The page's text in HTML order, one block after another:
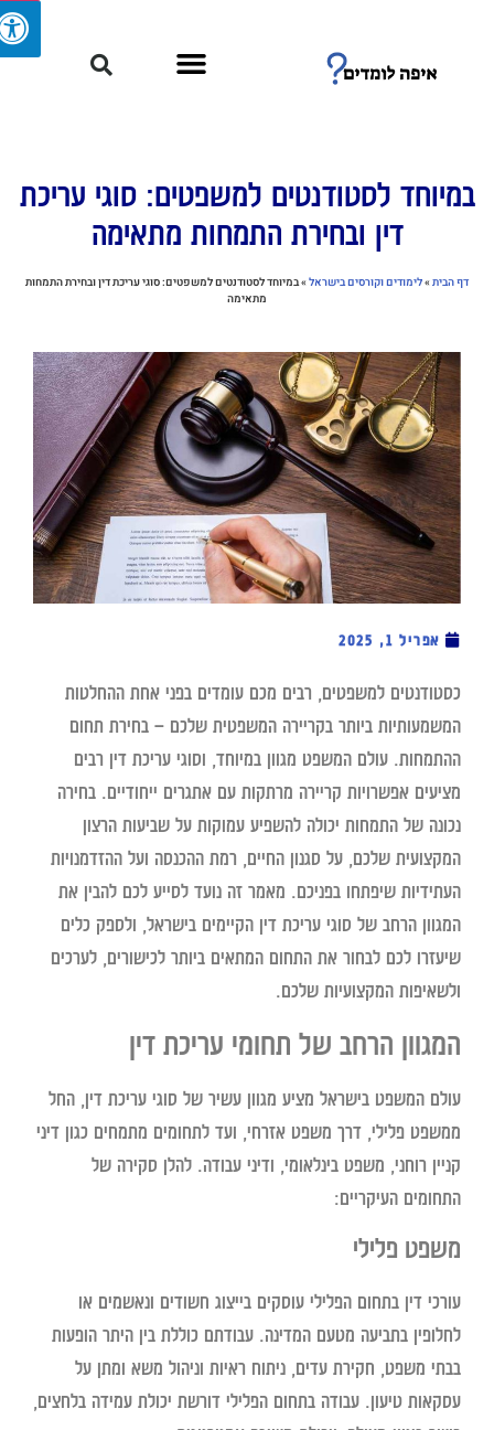
במיוחד לסטודנטים למשפטים: סוגי עריכת
דין ובחירת התמחות מתאימה
דף הבית»לימודים וקורסים בישראל»במיוחד לסטודנטים למשפטים: סוגי עריכת דין ובחירת התמחות
מתאימה
אפריל 1, 2025
כסטודנטים למשפטים, רבים מכם עומדים בפני אחת ההחלטות
המשמעותיות ביותר בקריירה המשפטית שלכם – בחירת תחום
ההתמחות. עולם המשפט מגוון במיוחד, וסוגי עריכת דין רבים
מציעים אפשרויות קריירה מרתקות עם אתגרים ייחודיים. בחירה
נכונה של התמחות יכולה להשפיע עמוקות על שביעות הרצון
המקצועית שלכם, על סגנון החיים, רמת ההכנסה ועל ההזדמנויות
העתידיות שיפתחו בפניכם. מאמר זה נועד לסייע לכם להבין את
המגוון הרחב של סוגי עריכת דין הקיימים בישראל, ולספק כלים
שיעזרו לכם לבחור את התחום המתאים ביותר לכישורים, לערכים
ולשאיפות המקצועיות שלכם.
המגוון הרחב של תחומי עריכת דין
עולם המשפט בישראל מציע מגוון עשיר של סוגי עריכת דין, החל
ממשפט פלילי, דרך משפט אזרחי, ועד לתחומים מתמחים כגון דיני
קניין רוחני, משפט בינלאומי, ודיני עבודה. להלן סקירה של
התחומים העיקריים:
משפט פלילי
עורכי דין בתחום הפלילי עוסקים בייצוג חשודים ונאשמים או
לחלופין בתביעה מטעם המדינה. עבודתם כוללת בין היתר הופעות
בבתי משפט, חקירת עדים, ניתוח ראיות וניהול משא ומתן על
עסקאות טיעון. עבודה בתחום הפלילי דורשת יכולת עמידה בלחצים,